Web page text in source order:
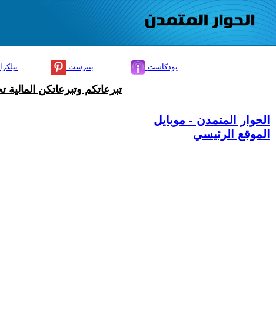
بنترست بودكاست
تبرعاتكم وتبرعاتكن
الحوار المتمدن - موبايل
الموقع الرئيسي